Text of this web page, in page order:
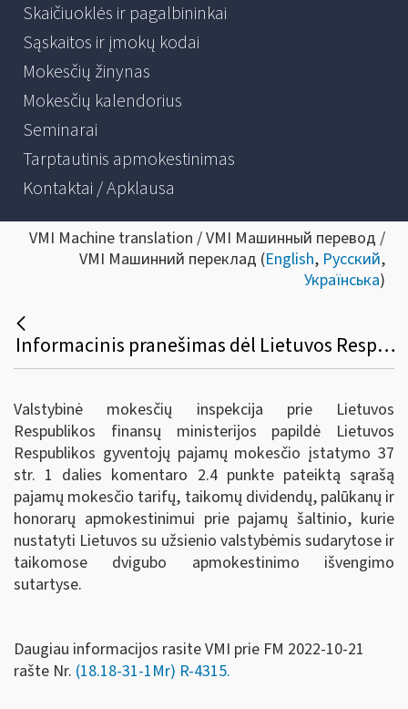
Skaičiuoklės ir pagalbininkai
Sąskaitos ir įmokų kodai
Mokesčių žinynas
Mokesčių kalendorius
Seminarai
Tarptautinis apmokestinimas
Kontaktai / Apklausa
VMI Machine translation / VMI Машинный перевод /
VMI Машинний переклад (English, Русский,
Українська)
Informacinis pranešimas dėl Lietuvos Respublikos gyventojų pajamų mokesčio įstatymo 37 straipsnio 1 dalies komentaro papildymo
Valstybinė mokesčių inspekcija prie Lietuvos
Respublikos finansų ministerijos papildė Lietuvos
Respublikos gyventojų pajamų mokesčio įstatymo 37
str. 1 dalies komentaro 2.4 punkte pateiktą sąrašą
pajamų mokesčio tarifų, taikomų dividendų, palūkanų ir
honorarų apmokestinimui prie pajamų šaltinio, kurie
nustatyti Lietuvos su užsienio valstybėmis sudarytose ir
taikomose dvigubo apmokestinimo išvengimo
sutartyse.
Daugiau informacijos rasite VMI prie FM 2022-10-21
rašte Nr. (18.18-31-1Mr) R-4315.